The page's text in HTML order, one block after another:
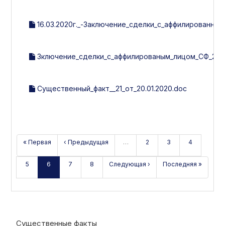
16.03.2020г._-
Существенный_факт__21_от_20.01.2020.doc
« Первая ‹ Предыдущая … 2 3 4
5 6 7 8 Следующая › Последняя »
Существенные факты